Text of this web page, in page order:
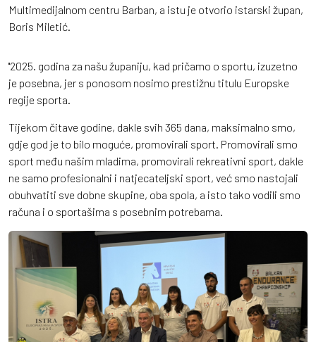
Multimedijalnom centru Barban, a istu je otvorio istarski župan,
Boris Miletić.
''2025. godina za našu županiju, kad pričamo o sportu, izuzetno
je posebna, jer s ponosom nosimo prestižnu titulu Europske
regije sporta.
Tijekom čitave godine, dakle svih 365 dana, maksimalno smo,
gdje god je to bilo moguće, promovirali sport. Promovirali smo
sport među našim mladima, promovirali rekreativni sport, dakle
ne samo profesionalni i natjecateljski sport, već smo nastojali
obuhvatiti sve dobne skupine, oba spola, a isto tako vodili smo
računa i o sportašima s posebnim potrebama.